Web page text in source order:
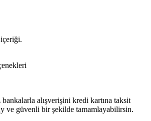
alışverişini kredi kartına taksit
ve güvenli bir şekilde tamamlayabilirsin.